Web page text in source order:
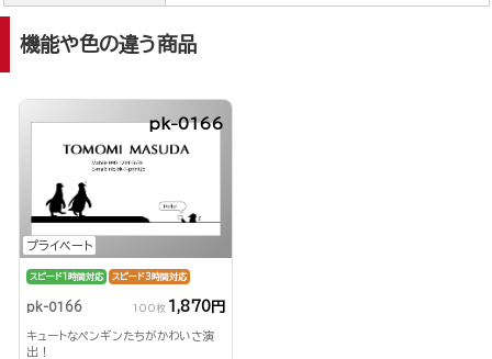
機能や色の違う商品
プライベート
pk-0166
スピード1時間対応 スピード3時間対応
pk-0166 100枚 1,870円
キュートなペンギンたちがかわいさ演
出！